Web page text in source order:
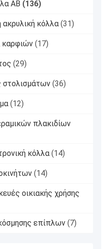
ΑΒ (136)
κόλλα (31)
καρφιών (17)
(29)
στολισμάτων (36)
(12)
πλακιδίων
κόλλα (14)
(14)
οικιακής χρήσης
επίπλων (7)